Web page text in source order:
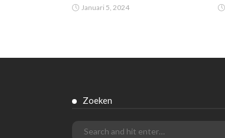
Januari 5, 2024
Zoeken